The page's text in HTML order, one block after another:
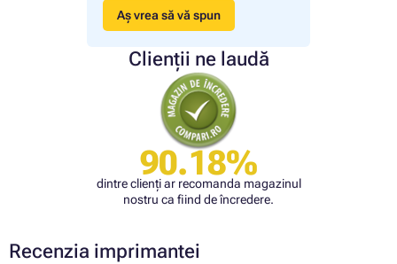
Aș vrea să vă spun
Clienții ne laudă
90.18%
dintre clienți ar recomanda magazinul
nostru ca fiind de încredere.
Recenzia imprimantei